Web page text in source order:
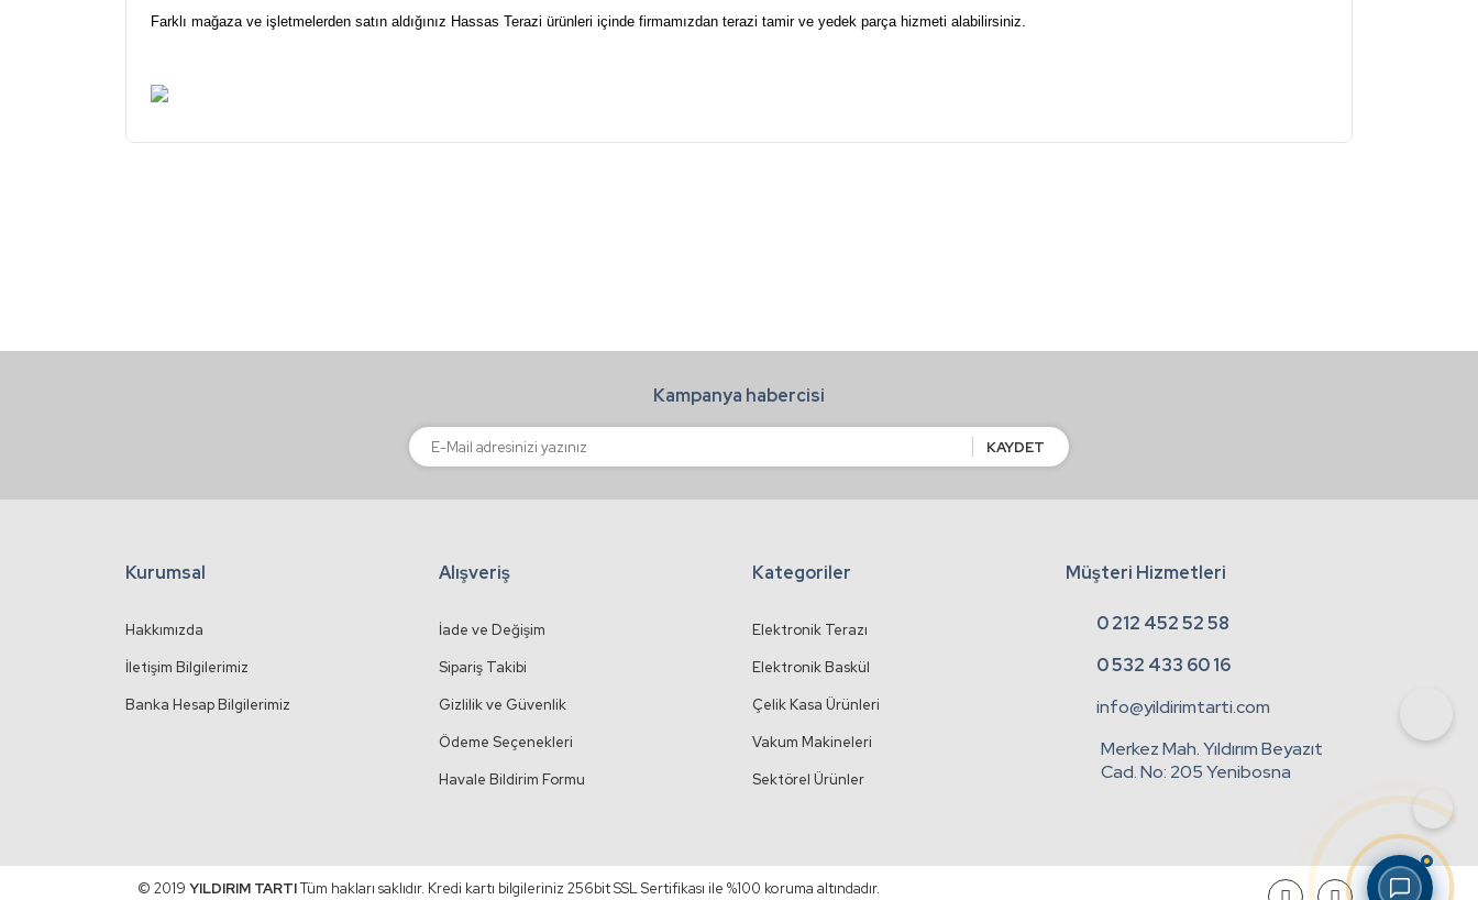
Farklı mağaza ve işletmelerden satın aldığınız Hassas Terazi ürünleri içinde firmamızdan terazi tamir ve yedek parça hizmeti alabilirsiniz.
Görüş ve önerileriniz için teşekkür ederiz.
Kampanya habercisi
KAYDET
Kurumsal
Hakkımızda
İletişim Bilgilerimiz
Banka Hesap Bilgilerimiz
Alışveriş
İade ve Değişim
Sipariş Takibi
Gizlilik ve Güvenlik
Ödeme Seçenekleri
Havale Bildirim Formu
Kategoriler
Elektronik Terazı
Elektronik Baskül
Çelik Kasa Ürünleri
Vakum Makineleri
Sektörel Ürünler
Müşteri Hizmetleri
0 212 452 52 58
0 532 433 60 16
info@yildirimtarti.com
Merkez Mah. Yıldırım Beyazıt
Cad. No: 205 Yenibosna
© 2019 YILDIRIM TARTITüm hakları saklıdır. Kredi kartı bilgileriniz 256bit SSL Sertifikası ile %100 koruma altındadır.